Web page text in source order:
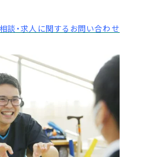
談・求人に関するお問い合わせ